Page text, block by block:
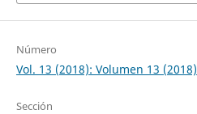
Número
Vol. 13 (2018): Volumen 13 (2018)
Sección